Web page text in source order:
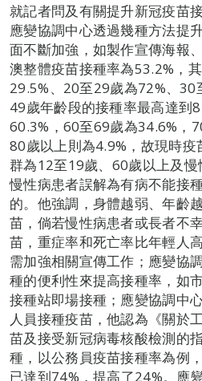
就記者問及有關提升新冠疫苗
應變協調中心透過幾種方法提
面不斷加強，如製作宣傳海報
澳整體疫苗接種率為53.2%，
29.5%、20至29歲為72%、
49歲年齡段的接種率最高達到
60.3%，60至69歲為34.6%，
80歲以上則為4.9%，故現時疫
群為12至19歲、60歲以上及慢
慢性病患者誤解為有病不能接
的。他強調，身體越弱、年齡
苗，倘若慢性病患者或長者不
苗，重症率和死亡率比年輕人
需加強相關宣傳工作；應變協
種的便利性來提高接種率，如
接種站即場接種；應變協調中
人員接種疫苗，他認為《關於
苗及接受新冠病毒核酸檢測的
種，以公務員疫苗接種率為例
已達到74%，提高了24%。應